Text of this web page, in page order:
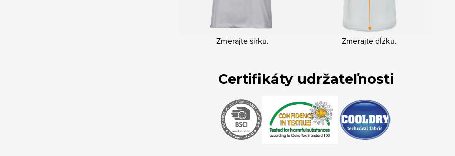
Zmerajte šírku. Zmerajte dĺžku.
Certifikáty udržateľnosti